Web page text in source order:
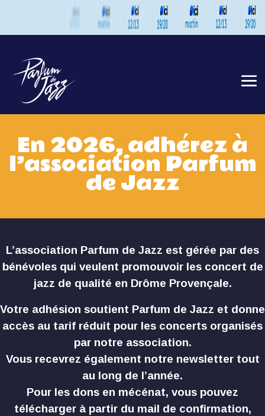
En 2026, adhérez à
l’association Parfum
de Jazz
L’association Parfum de Jazz est gérée par des
bénévoles qui veulent promouvoir les concert de
jazz de qualité en Drôme Provençale.
Votre adhésion soutient Parfum de Jazz et donne
accès au tarif réduit pour les concerts organisés
par notre association.
Vous recevrez également notre newsletter tout
au long de l’année.
Pour les dons en mécénat, vous pouvez
télécharger à partir du mail de confirmation,